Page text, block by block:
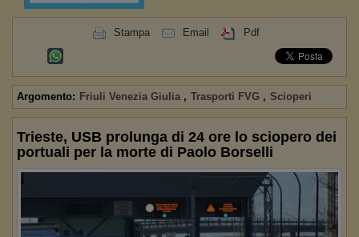
Stampa Email Pdf
Argomento: Friuli Venezia Giulia , Trasporti FVG , Scioperi
Trieste, USB prolunga di 24 ore lo sciopero dei
portuali per la morte di Paolo Borselli